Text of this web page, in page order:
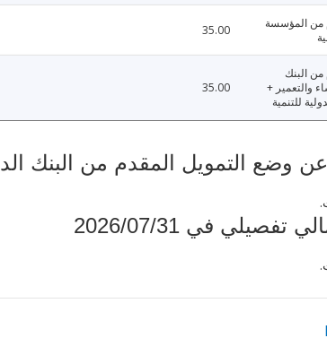
من المؤسسة
35.00
من البنك
والتعمير +
للتنمية
35.00
التمويل المقدم من البنك الدولي
في 2026/07/31